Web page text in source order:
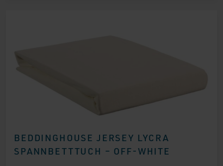
BEDDINGHOUSE JERSEY LYCRA
SPANNBETTTUCH – OFF-WHITE